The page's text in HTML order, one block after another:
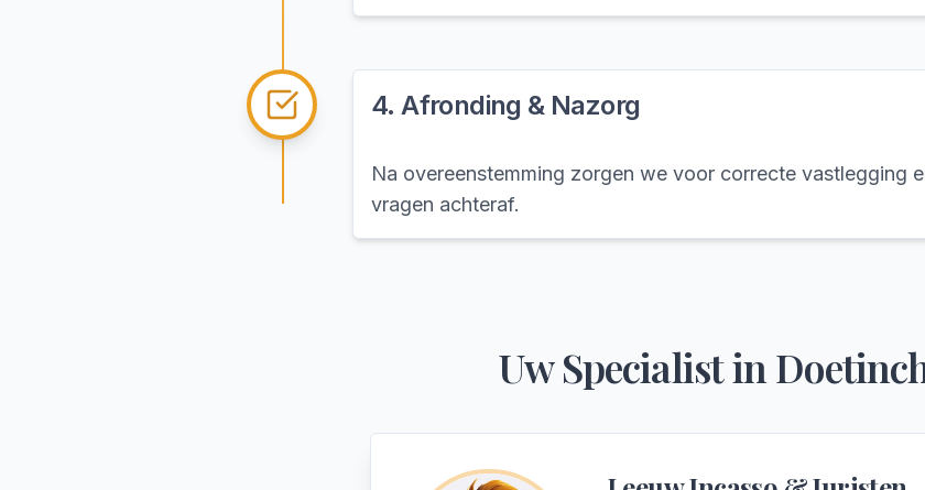
4.Afronding & Nazorg
Na overeenstemming zorgen we voor correcte vastlegging
vragen achteraf.
Uw Specialist in